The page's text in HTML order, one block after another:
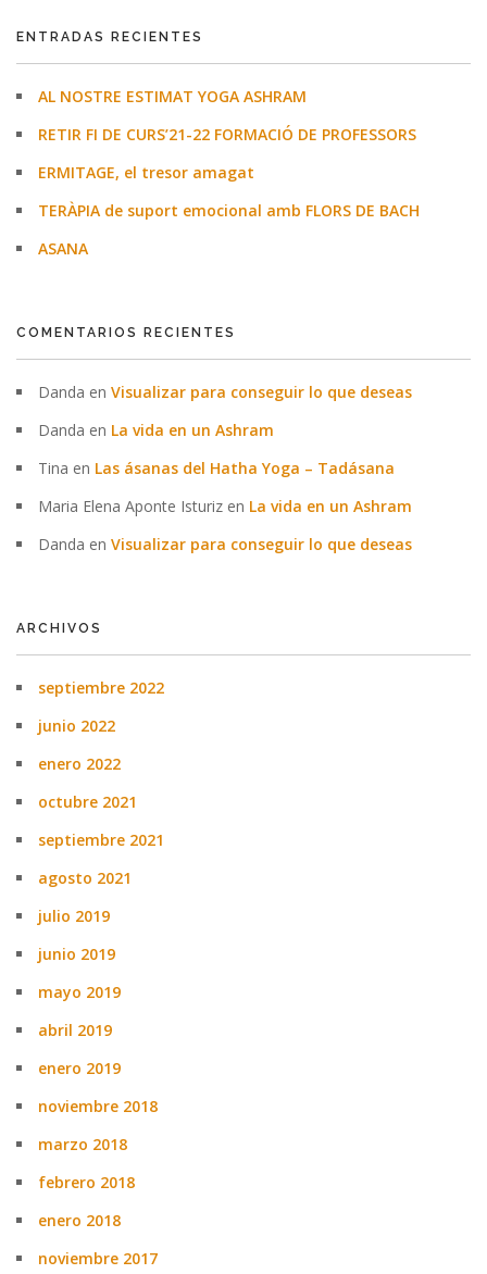
ENTRADAS RECIENTES
AL NOSTRE ESTIMAT YOGA ASHRAM
RETIR FI DE CURS’21-22 FORMACIÓ DE PROFESSORS
ERMITAGE, el tresor amagat
TERÀPIA de suport emocional amb FLORS DE BACH
ASANA
COMENTARIOS RECIENTES
Danda en Visualizar para conseguir lo que deseas
Danda en La vida en un Ashram
Tina en Las ásanas del Hatha Yoga – Tadásana
Maria Elena Aponte Isturiz en La vida en un Ashram
Danda en Visualizar para conseguir lo que deseas
ARCHIVOS
septiembre 2022
junio 2022
enero 2022
octubre 2021
septiembre 2021
agosto 2021
julio 2019
junio 2019
mayo 2019
abril 2019
enero 2019
noviembre 2018
marzo 2018
febrero 2018
enero 2018
noviembre 2017